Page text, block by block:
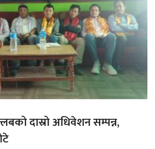
दास्रो अधिवेशन सम्पन्न,